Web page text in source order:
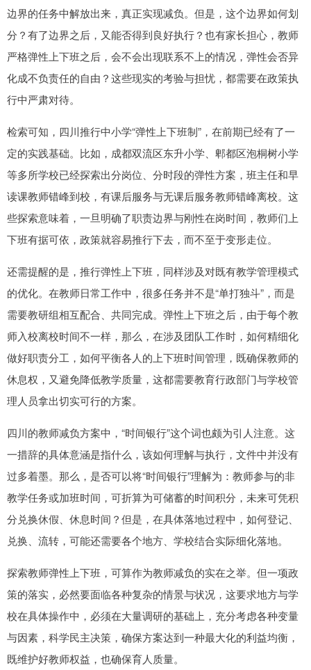
边界的任务中解放出来，真正实现减负。但是，这个边界如何划
分？有了边界之后，又能否得到良好执行？也有家长担心，教师
严格弹性上下班之后，会不会出现联系不上的情况，弹性会否异
化成不负责任的自由？这些现实的考验与担忧，都需要在政策执
行中严肃对待。
检索可知，四川推行中小学“弹性上下班制”，在前期已经有了一
定的实践基础。比如，成都双流区东升小学、郫都区泡桐树小学
等多所学校已经探索出分岗位、分时段的弹性方案，班主任和早
读课教师错峰到校，有课后服务与无课后服务教师错峰离校。这
些探索意味着，一旦明确了职责边界与刚性在岗时间，教师们上
下班有据可依，政策就容易推行下去，而不至于变形走位。
还需提醒的是，推行弹性上下班，同样涉及对既有教学管理模式
的优化。在教师日常工作中，很多任务并不是“单打独斗”，而是
需要教研组相互配合、共同完成。弹性上下班之后，由于每个教
师入校离校时间不一样，那么，在涉及团队工作时，如何精细化
做好职责分工，如何平衡各人的上下班时间管理，既确保教师的
休息权，又避免降低教学质量，这都需要教育行政部门与学校管
理人员拿出切实可行的方案。
四川的教师减负方案中，“时间银行”这个词也颇为引人注意。这
一措辞的具体意涵是指什么，该如何理解与执行，文件中并没有
过多着墨。那么，是否可以将“时间银行”理解为：教师参与的非
教学任务或加班时间，可折算为可储蓄的时间积分，未来可凭积
分兑换休假、休息时间？但是，在具体落地过程中，如何登记、
兑换、流转，可能还需要各个地方、学校结合实际细化落地。
探索教师弹性上下班，可算作为教师减负的实在之举。但一项政
策的落实，必然要面临各种复杂的情景与状况，这要求地方与学
校在具体操作中，必须在大量调研的基础上，充分考虑各种变量
与因素，科学民主决策，确保方案达到一种最大化的利益均衡，
既维护好教师权益，也确保育人质量。